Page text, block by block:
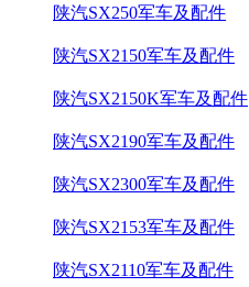
陕汽SX250军车及配件
陕汽SX2150军车及配件
陕汽SX2150K军车及配件
陕汽SX2190军车及配件
陕汽SX2300军车及配件
陕汽SX2153军车及配件
陕汽SX2110军车及配件